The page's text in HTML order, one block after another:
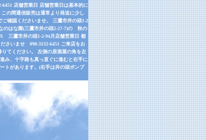
店舗営業日 店舗営業日は基本的に
の間通信販売は通常より発送に少し
確認くださいませ。 三鷹市井の頭1-2
はな園(三鷹市井の頭2-27-7)の 秋の
三鷹市井の頭1-2-94月店舗営業日 都
さいませ 090-3132-6451 ご来店をお
てください。 左側の居酒屋の角を左
み、十字路も真っ直ぐに進むと右手に
トがあります。(右手は井の頭ポンプ